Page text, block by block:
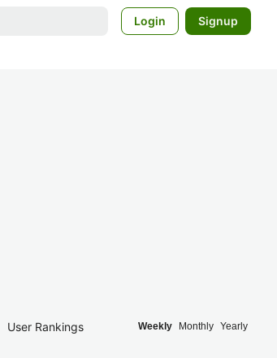
Login Signup
User Rankings Weekly Monthly Yearly